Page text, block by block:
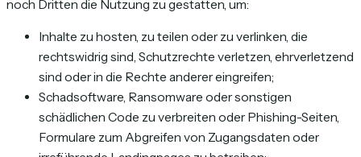
noch Dritten die Nutzung zu gestatten, um:
Inhalte zu hosten, zu teilen oder zu verlinken, die
rechtswidrig sind, Schutzrechte verletzen, ehrverletzend
sind oder in die Rechte anderer eingreifen;
Schadsoftware, Ransomware oder sonstigen
schädlichen Code zu verbreiten oder Phishing-Seiten,
Formulare zum Abgreifen von Zugangsdaten oder